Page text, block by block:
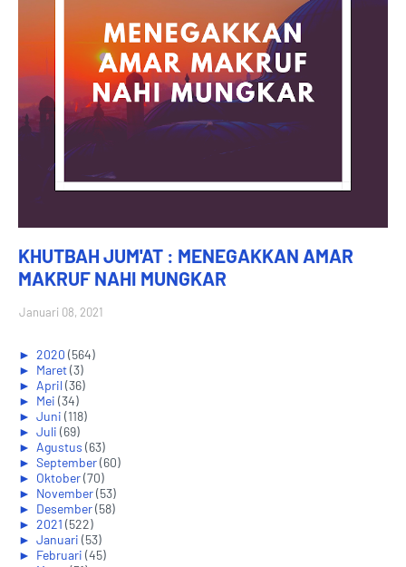
KHUTBAH JUM'AT : MENEGAKKAN AMAR
MAKRUF NAHI MUNGKAR
Januari 08, 2021
► 2020 (564)
► Maret(3)
► April(36)
► Mei (34)
► Juni (118)
► Juli (69)
► Agustus (63)
► September(60)
► Oktober(70)
► November(53)
► Desember(58)
► 2021 (522)
► Januari (53)
► Februari (45)